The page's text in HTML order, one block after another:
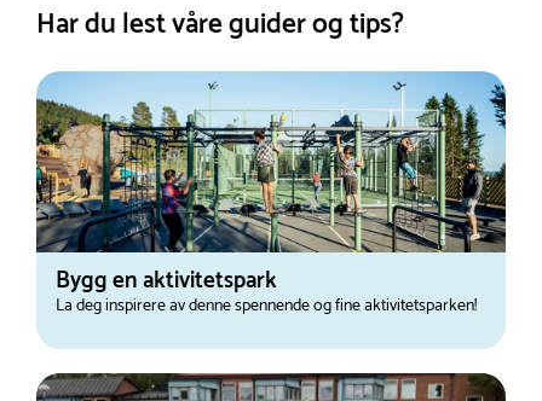
Har du lest våre guider og tips?
Bygg en aktivitetspark
La deg inspirere av denne spennende og fine aktivitetsparken!